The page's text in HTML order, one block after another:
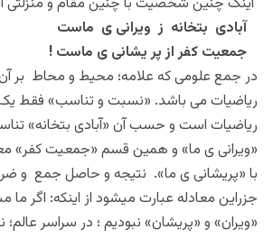
آبادی بتخانه ز ویرانی ی ماست
جمعیت کفر از پر یشانی ی ماست !
در جمع علومی که علامه؛ محیط و محاط بر
ریاضیات می باشد. «نسبت و تناسب»
ریاضیات است و حسب آن «آبادی بتخانه»
«ویرانی ی ما» و همین قسم «جمعیت کفر»
با «پریشانی ی ما». نتیجه و حاصل جمع و
جزراین معادله عبارت میشود از اینکه: اگر
«ویران» و «پریشان» نبودیم ؛ در سراسر عالم؛